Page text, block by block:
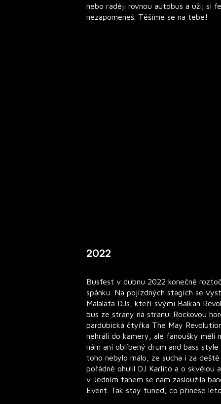
nebo raději rovnou autobus a užij si
nezapomeneš. Těšíme se na tebe!
2022
Busfest v dubnu 2022 konečně
spánku. Na pojízdných stagích se
Malalata DJs, kteří svými Balkan
bus ze strany na stranu. Rockovou
pardubická čtyřka The May
nehráli do kamery, ale fanoušky měli
nám ani oblíbený drum and bass
toho nebylo málo, ze sucha i za
pořádně ohulil DJ Karlito a o
v Jedním tahem se nám zasloužila
Event. Tak stay tuned, co přinese